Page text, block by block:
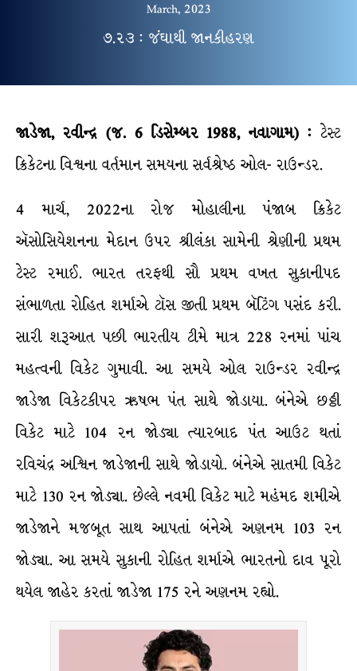
March, 2023
૭.૨૩ : જંઘાથી જાનકીહરણ
જાડેજા, રવીન્દ્ર (જ. 6 ડિસેમ્બર 1988, નવાગામ) : ટેસ્ટ
ક્રિકેટના વિશ્વના વર્તમાન સમયના સર્વશ્રેષ્ઠ ઓલ- રાઉન્ડર.
4 માર્ચ, 2022ના રોજ મોહાલીના પંજાબ ક્રિકેટ
ઍસોસિયેશનના મેદાન ઉપર શ્રીલંકા સામેની શ્રેણીની પ્રથમ
ટેસ્ટ રમાઈ. ભારત તરફથી સૌ પ્રથમ વખત સુકાનીપદ
સંભાળતા રોહિત શર્માએ ટૉસ જીતી પ્રથમ બૅટિંગ પસંદ કરી.
સારી શરૂઆત પછી ભારતીય ટીમે માત્ર 228 રનમાં પાંચ
મહત્વની વિકેટ ગુમાવી. આ સમયે ઓલ રાઉન્ડર રવીન્દ્ર
જાડેજા વિકેટકીપર ઋષભ પંત સાથે જોડાયા. બંનેએ છઠ્ઠી
વિકેટ માટે 104 રન જોડ્યા ત્યારબાદ પંત આઉટ થતાં
રવિચંદ્ર અશ્વિન જાડેજાની સાથે જોડાયો. બંનેએ સાતમી વિકેટ
માટે 130 રન જોડ્યા. છેલ્લે નવમી વિકેટ માટે મહંમદ શમીએ
જાડેજાને મજબૂત સાથ આપતાં બંનેએ અણનમ 103 રન
જોડ્યા. આ સમયે સુકાની રોહિત શર્માએ ભારતનો દાવ પૂરો
થયેલ જાહેર કરતાં જાડેજા 175 રને અણનમ રહ્યો.